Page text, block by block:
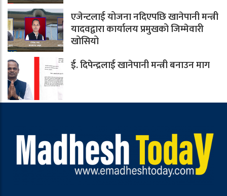
एजेन्टलाई योजना नदिएपछि खानेपानी मन्त्री
यादवद्वारा कार्यालय प्रमुखको जिम्मेवारी
खोसियो
ई. दिपेन्द्रलाई खानेपानी मन्त्री बनाउन माग